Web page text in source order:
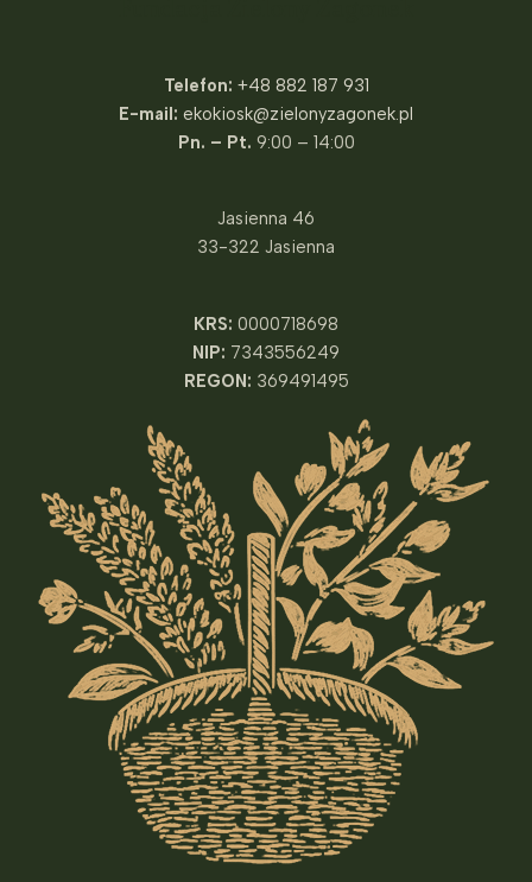
Telefon: +48 882 187 931
E-mail: ekokiosk@zielonyzagonek.pl
Pn. – Pt. 9:00 – 14:00
Jasienna 46
33-322 Jasienna
KRS: 0000718698
NIP: 7343556249
REGON: 369491495